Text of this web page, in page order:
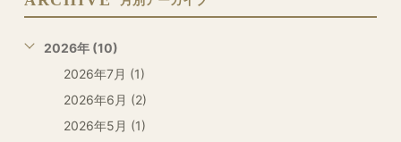
2026年 (10)
2026年7月 (1)
2026年6月 (2)
2026年5月 (1)